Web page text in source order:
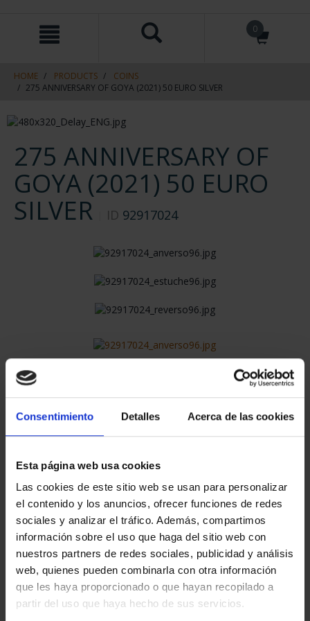
Consentimiento Detalles Acerca de las cookies
Esta página web usa cookies
Las cookies de este sitio web se usan para personalizar
el contenido y los anuncios, ofrecer funciones de redes
sociales y analizar el tráfico. Además, compartimos
información sobre el uso que haga del sitio web con
nuestros partners de redes sociales, publicidad y análisis
web, quienes pueden combinarla con otra información
que les haya proporcionado o que hayan recopilado a
partir del uso que haya hecho de sus servicios.
navigation
0
HOME PRODUCTS
COINS
275 ANNIVERSARY OF GOYA (2021) 50 EURO SILVER
275 ANNIVERSARY OF
GOYA (2021) 50 EURO
SILVER ID 92917024
€610.00
€504.13 (Taxes not incl.)
29 In Stock
ADD TO CART